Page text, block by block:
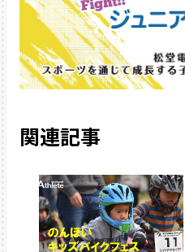
関連記事